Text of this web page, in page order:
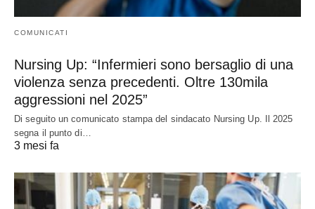
COMUNICATI
Nursing Up: “Infermieri sono bersaglio di una
violenza senza precedenti. Oltre 130mila
aggressioni nel 2025”
Di seguito un comunicato stampa del sindacato Nursing Up. Il 2025
segna il punto di…
3 mesi fa